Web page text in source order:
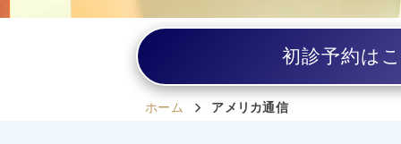
初診予約は
ホーム アメリカ通信